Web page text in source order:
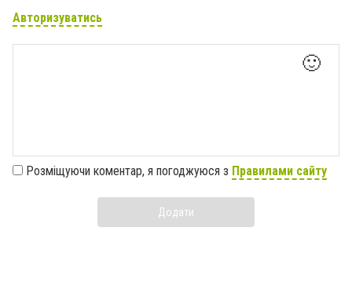
Авторизуватись
🙂
Розміщуючи коментар, я погоджуюся з Правилами сайту
Додати